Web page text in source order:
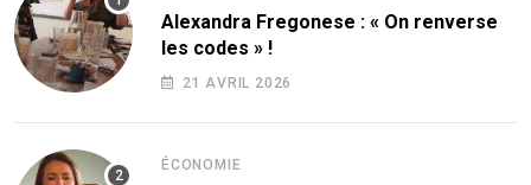
Alexandra Fregonese : « On renverse
les codes » !
21 AVRIL 2026
ÉCONOMIE